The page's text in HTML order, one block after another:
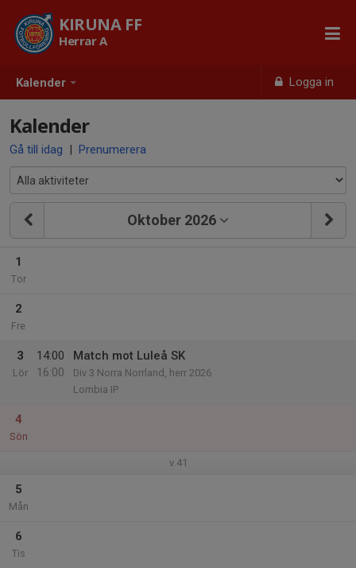
Kalender Logga in
KIRUNA FF
Herrar A
Kalender
Gå till idag | Prenumerera
Oktober 2026
1
Tor
2
Fre
3
Lör
14:00
16:00
Match mot Luleå SK
Div 3 Norra Norrland, herr 2026
Lombia IP
4
Sön
v.41
5
Mån
6
Tis